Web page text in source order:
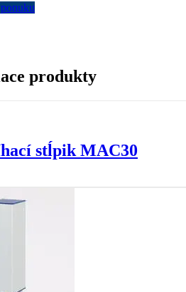
produkty
stĺpik MAC30